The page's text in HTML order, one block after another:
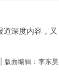
道深度内容，又
版面编辑：李东昊